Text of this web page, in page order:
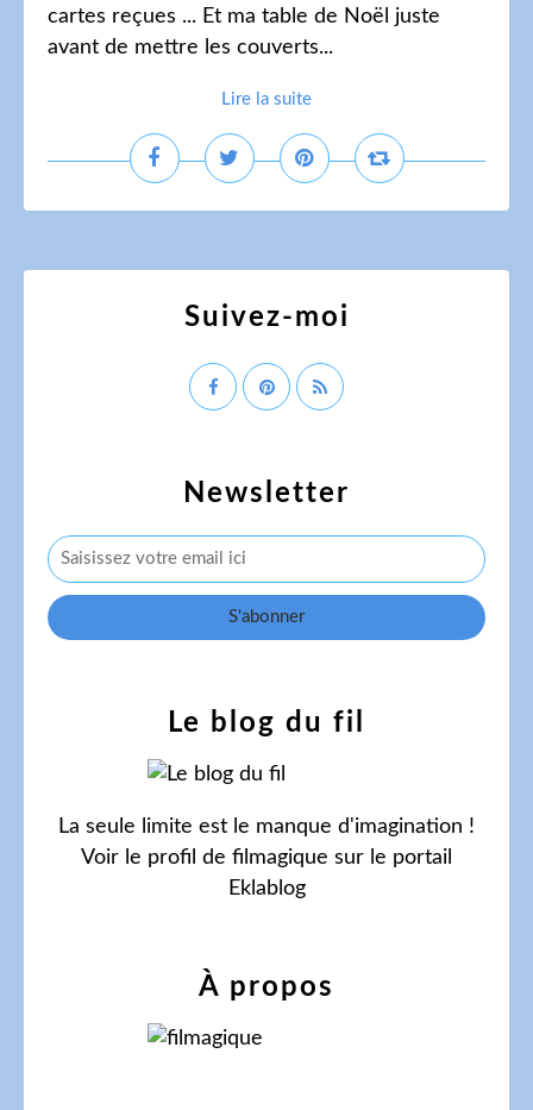
cartes reçues ... Et ma table de Noël juste
avant de mettre les couverts...
Lire la suite
Newsletter
Le blog du fil
La seule limite est le manque d'imagination !
Voir le profil de filmagique sur le portail
Eklablog
Suivez-moi
À propos